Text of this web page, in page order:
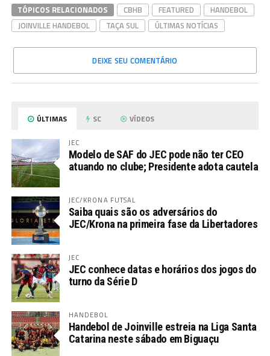
TÓPICOS RELACIONADOS CBHB FEATURED
HANDEBOL
JOINVILLE HANDEBOL
TAÇA SUL ÚLTIMAS NOTÍCIAS
DEIXE SEU COMENTÁRIO
ÚLTIMAS SC VÍDEOS
JEC
Modelo de SAF do JEC pode não ter CEO
atuando no clube; Presidente adota cautela
JEC/KRONA FUTSAL
Saiba quais são os adversários do
JEC/Krona na primeira fase da Libertadores
JEC
JEC conhece datas e horários dos jogos do
turno da Série D
HANDEBOL
Handebol de Joinville estreia na Liga Santa
Catarina neste sábado em Biguaçu